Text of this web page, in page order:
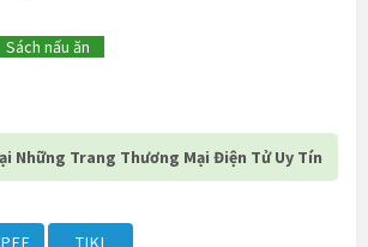
Sách nấu ăn
Những Trang Thương Mại Điện Tử Uy Tín
TIKI